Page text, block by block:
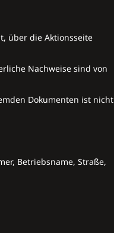
über die Aktionsseite
Nachweise sind von
Dokumenten ist nicht
Betriebsname, Straße,